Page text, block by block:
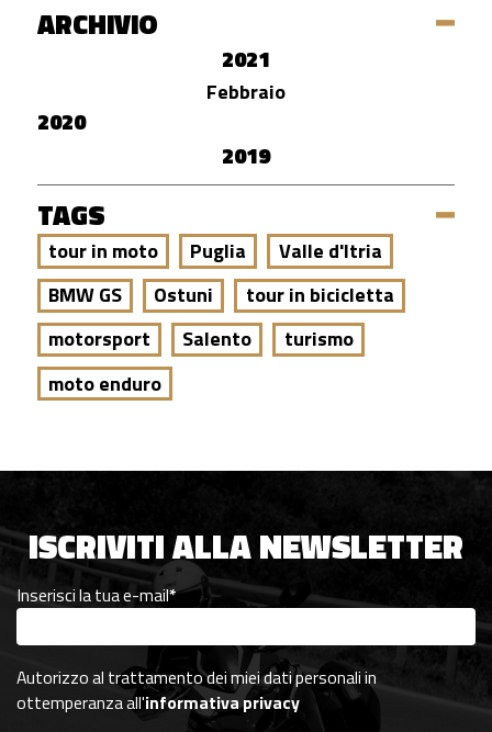
ARCHIVIO
2021
Febbraio
2020
2019
TAGS
tour in moto Puglia
Valle d'Itria
BMW GS
Ostuni
tour in bicicletta
motorsport
Salento
turismo
moto enduro
ISCRIVITI ALLA NEWSLETTER
Inserisci la tua e-mail*
Autorizzo al trattamento dei miei dati personali in
ottemperanza all'informativa privacy